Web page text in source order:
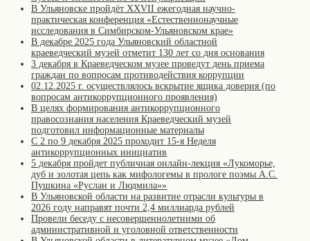
В Ульяновске пройдёт XXVII ежегодная научно-
практическая конференция «Естественнонаучные
исследования в Симбирском-Ульяновском крае»
В декабре 2025 года Ульяновский областной
краеведческий музей отметит 130 лет со дня основания
3 декабря в Краеведческом музее проведут день приема
граждан по вопросам противодействия коррупции
02.12.2025 г. осуществлялось вскрытие ящика доверия (по
вопросам антикоррупционного проявления)
В целях формирования антикоррупционного
правосознания населения Краеведческий музей
подготовил информационные материалы
С 2 по 9 декабря 2025 проходит 15-я Неделя
антикоррупционных инициатив
5 декабря пройдет публичная онлайн-лекция «Лукоморье,
дуб и золотая цепь как мифологемы в прологе поэмы А.С.
Пушкина «Руслан и Людмила»»
В Ульяновской области на развитие отрасли культуры в
2026 году направят почти 2,4 миллиарда рублей
Провели беседу с несовершеннолетними об
административной и уголовной ответственности